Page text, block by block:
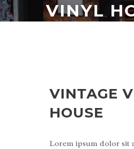
VINYL
VINTAGE
HOUSE
Lorem ipsum dolor sit